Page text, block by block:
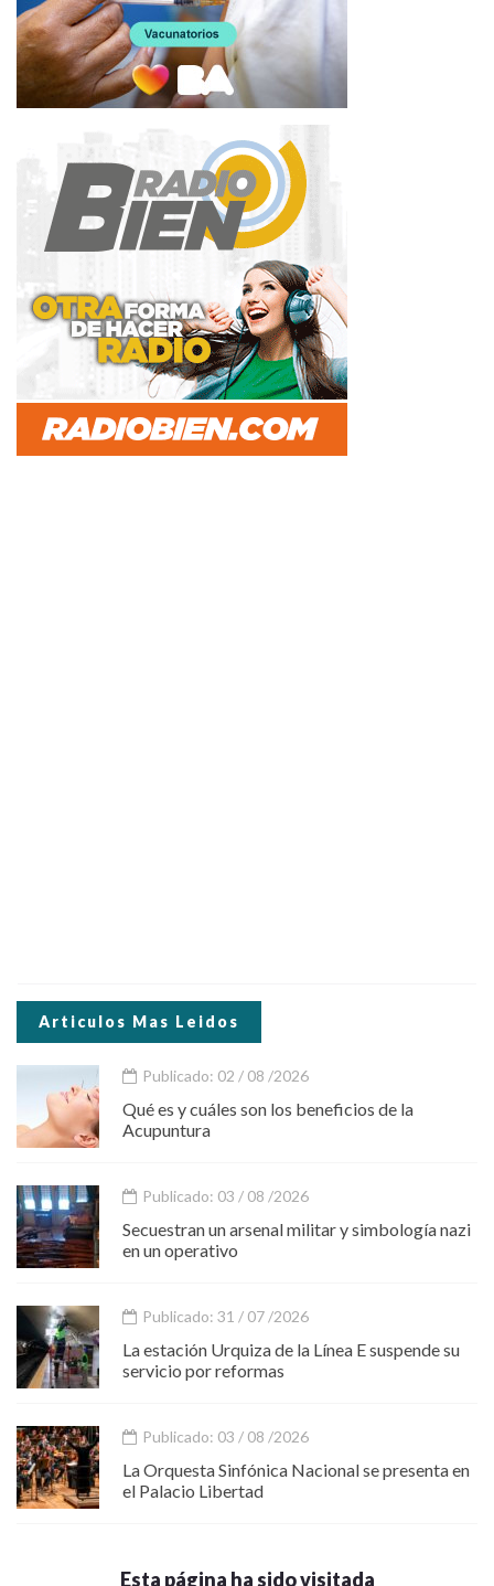
Articulos Mas Leidos
Publicado: 02 / 08 /2026
Qué es y cuáles son los beneficios de la
Acupuntura
Publicado: 03 / 08 /2026
Secuestran un arsenal militar y simbología nazi
en un operativo
Publicado: 31 / 07 /2026
La estación Urquiza de la Línea E suspende su
servicio por reformas
Publicado: 03 / 08 /2026
La Orquesta Sinfónica Nacional se presenta en
el Palacio Libertad
Esta página ha sido visitada